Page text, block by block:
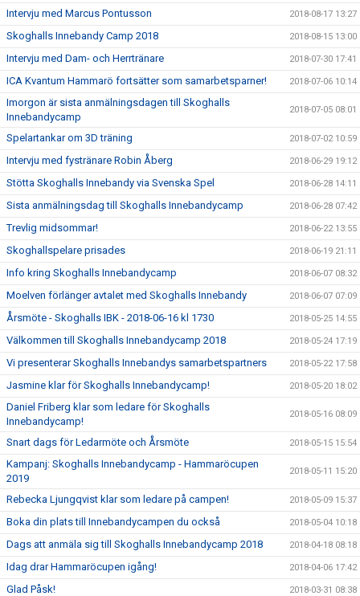
Intervju med Marcus Pontusson 2018-08-17 13:27
Skoghalls Innebandy Camp 2018 2018-08-15 13:00
Intervju med Dam- och Herrtränare 2018-07-30 17:41
ICA Kvantum Hammarö fortsätter som samarbetsparner! 2018-07-06 10:14
Imorgon är sista anmälningsdagen till Skoghalls
Innebandycamp
2018-07-05 08:01
Spelartankar om 3D träning 2018-07-02 10:59
Intervju med fystränare Robin Åberg 2018-06-29 19:12
Stötta Skoghalls Innebandy via Svenska Spel 2018-06-28 14:11
Sista anmälningsdag till Skoghalls Innebandycamp 2018-06-28 07:42
Trevlig midsommar! 2018-06-22 13:55
Skoghallspelare prisades 2018-06-19 21:11
Info kring Skoghalls Innebandycamp 2018-06-07 08:32
Moelven förlänger avtalet med Skoghalls Innebandy 2018-06-07 07:09
Årsmöte - Skoghalls IBK - 2018-06-16 kl 1730 2018-05-25 14:55
Välkommen till Skoghalls Innebandycamp 2018 2018-05-24 17:19
Vi presenterar Skoghalls Innebandys samarbetspartners 2018-05-22 17:58
Jasmine klar för Skoghalls Innebandycamp! 2018-05-20 18:02
Daniel Friberg klar som ledare för Skoghalls
Innebandycamp!
2018-05-16 08:09
Snart dags för Ledarmöte och Årsmöte 2018-05-15 15:54
Kampanj: Skoghalls Innebandycamp - Hammaröcupen
2019
2018-05-11 15:20
Rebecka Ljungqvist klar som ledare på campen! 2018-05-09 15:37
Boka din plats till Innebandycampen du också 2018-05-04 10:18
Dags att anmäla sig till Skoghalls Innebandycamp 2018 2018-04-18 08:18
Idag drar Hammaröcupen igång! 2018-04-06 17:42
Glad Påsk! 2018-03-31 08:38